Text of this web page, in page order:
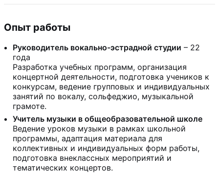
Опыт работы
Руководитель вокально-эстрадной студии – 22
года
Разработка учебных программ, организация
концертной деятельности, подготовка учеников к
конкурсам, ведение групповых и индивидуальных
занятий по вокалу, сольфеджио, музыкальной
грамоте.
Учитель музыки в общеобразовательной школе
Ведение уроков музыки в рамках школьной
программы, адаптация материала для
коллективных и индивидуальных форм работы,
подготовка внеклассных мероприятий и
тематических концертов.